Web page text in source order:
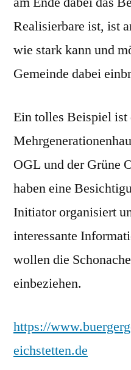
Realisierbare ist, ist
wie stark kann und
Gemeinde dabei
Ein tolles Beispiel ist
OGL und der Grüne
haben eine
Initiator organisiert
interessante
wollen die
einbeziehen.
https://
eichstetten.de